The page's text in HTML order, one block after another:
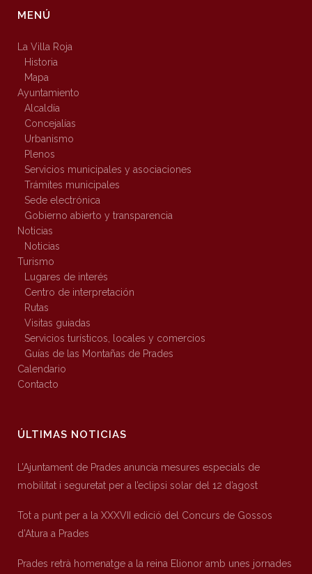
MENÚ
La Villa Roja
Historia
Mapa
Ayuntamiento
Alcaldía
Concejalías
Urbanismo
Plenos
Servicios municipales y asociaciones
Trámites municipales
Sede electrónica
Gobierno abierto y transparencia
Noticias
Noticias
Turismo
Lugares de interés
Centro de interpretación
Rutas
Visitas guiadas
Servicios turísticos, locales y comercios
Guías de las Montañas de Prades
Calendario
Contacto
ÚLTIMAS NOTICIAS
L’Ajuntament de Prades anuncia mesures especials de
mobilitat i seguretat per a l’eclipsi solar del 12 d’agost
Tot a punt per a la XXXVII edició del Concurs de Gossos
d’Atura a Prades
Prades retrà homenatge a la reina Elionor amb unes jornades